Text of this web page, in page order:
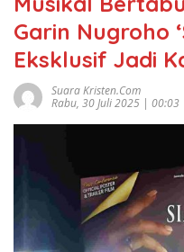
Garin Nugroho
Eksklusif Jadi
Suara Kristen.com
Rabu, 30 Juli 2025 | 00:03